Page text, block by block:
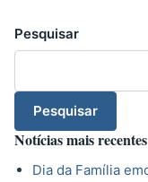
Pesquisar
Pesquisar
Notícias mais recentes
Dia da Família